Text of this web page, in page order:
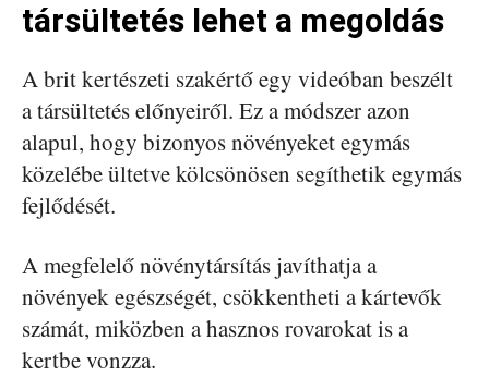
társültetés lehet a megoldás
A brit kertészeti szakértő egy videóban beszélt
a társültetés előnyeiről. Ez a módszer azon
alapul, hogy bizonyos növényeket egymás
közelébe ültetve kölcsönösen segíthetik egymás
fejlődését.
A megfelelő növénytársítás javíthatja a
növények egészségét, csökkentheti a kártevők
számát, miközben a hasznos rovarokat is a
kertbe vonzza.